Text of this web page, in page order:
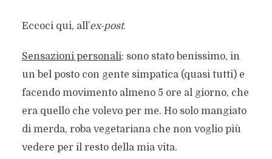
Eccoci qui, all’ex-post.
Sensazioni personali: sono stato benissimo, in
un bel posto con gente simpatica (quasi tutti) e
facendo movimento almeno 5 ore al giorno, che
era quello che volevo per me. Ho solo mangiato
di merda, roba vegetariana che non voglio più
vedere per il resto della mia vita.